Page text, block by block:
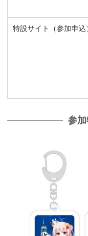
特設サイト（参加申込
参加